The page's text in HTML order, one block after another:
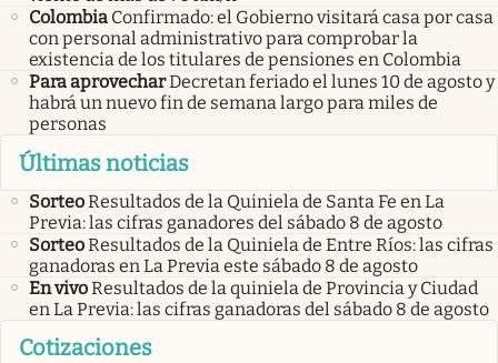
Colombia Confirmado: el Gobierno visitará casa por casa
con personal administrativo para comprobar la
existencia de los titulares de pensiones en Colombia
Para aprovecharDecretan feriado el lunes 10 de agosto y
habrá un nuevo fin de semana largo para miles de
personas
Últimas noticias
SorteoResultados de la Quiniela de Santa Fe en La
Previa: las cifras ganadores del sábado 8 de agosto
SorteoResultados de la Quiniela de Entre Ríos: las cifras
ganadoras en La Previa este sábado 8 de agosto
En vivoResultados de la quiniela de Provincia y Ciudad
en La Previa: las cifras ganadoras del sábado 8 de agosto
Cotizaciones